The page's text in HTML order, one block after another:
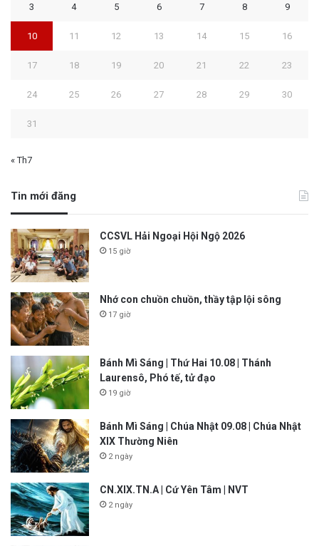
3 4 5 6 7 8 9
10 11 12 13 14 15 16
17 18 19 20 21 22 23
24 25 26 27 28 29 30
31
« Th7
Tin mới đăng
CCSVL Hải Ngoại Hội Ngộ 2026
15 giờ
Nhớ con chuồn chuồn, thầy tập lội sông
17 giờ
Bánh Mì Sáng | Thứ Hai 10.08 | Thánh
Laurensô, Phó tế, tử đạo
19 giờ
Bánh Mì Sáng | Chúa Nhật 09.08 | Chúa Nhật
XIX Thường Niên
2 ngày
CN.XIX.TN.A | Cứ Yên Tâm | NVT
2 ngày